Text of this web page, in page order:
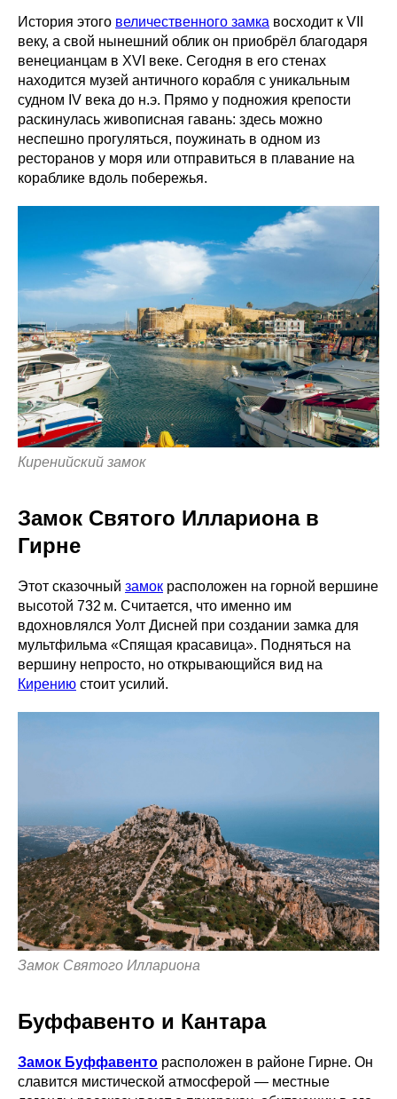
История этого величественного замка восходит к VII
веку, а свой нынешний облик он приобрёл благодаря
венецианцам в XVI веке. Сегодня в его стенах
находится музей античного корабля с уникальным
судном IV века до н.э. Прямо у подножия крепости
раскинулась живописная гавань: здесь можно
неспешно прогуляться, поужинать в одном из
ресторанов у моря или отправиться в плавание на
кораблике вдоль побережья.
Киренийский замок
Замок Святого Иллариона в
Гирне
Этот сказочный замок расположен на горной вершине
высотой 732 м. Считается, что именно им
вдохновлялся Уолт Дисней при создании замка для
мультфильма «Спящая красавица». Подняться на
вершину непросто, но открывающийся вид на
Кирению стоит усилий.
Замок Святого Иллариона
Буффавенто и Кантара
Замок Буффавенто расположен в районе Гирне. Он
славится мистической атмосферой — местные